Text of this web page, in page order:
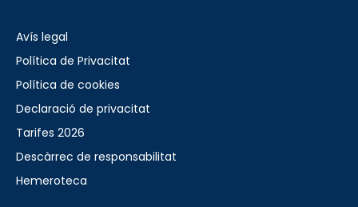
Avís legal
Política de Privacitat
Política de cookies
Declaració de privacitat
Tarifes 2026
Descàrrec de responsabilitat
Hemeroteca